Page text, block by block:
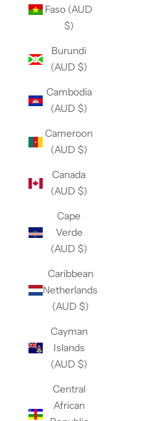
Faso (AUD
$)
Burundi
(AUD $)
Cambodia
(AUD $)
Cameroon
(AUD $)
Canada
(AUD $)
Cape
Verde
(AUD $)
Caribbean
Netherlands
(AUD $)
Cayman
Islands
(AUD $)
Central
African